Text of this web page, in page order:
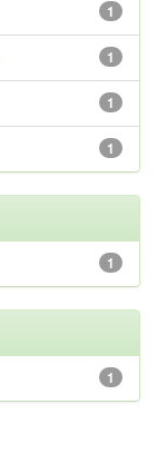
1
1
1
1
1
1